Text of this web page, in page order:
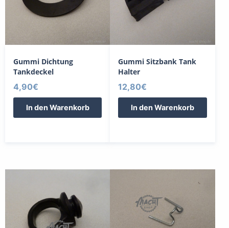
Gummi Dichtung
Tankdeckel
4,90€
In den Warenkorb
Gummi Sitzbank Tank
Halter
12,80€
In den Warenkorb